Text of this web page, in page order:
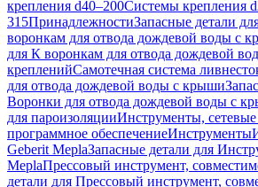
крепления d40–200Системы крепления
315ПринадлежностиЗапасные детали
воронкам для отвода дождевой воды с
для К воронкам для отвода дождевой
крепленийСамотечная система
для отвода дождевой воды с крыши
Воронки для отвода дождевой воды с
для пароизоляцииИнструменты,
программное обеспечениеИнструменты
Geberit MeplaЗапасные детали для
MeplaПрессовый инструмент,
детали для Прессовый инструмент,